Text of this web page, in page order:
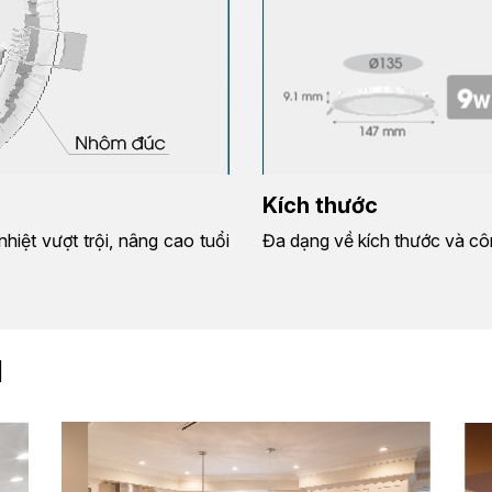
vượt trội, nâng cao tuổi
Kích thước
Đa dạng về kích thước và